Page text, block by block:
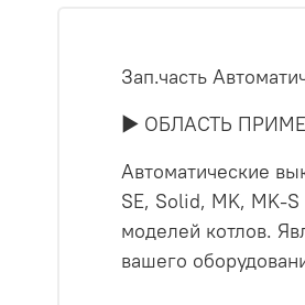
Зап.часть
► ОБЛАСТЬ
Автоматические
SE, Solid, MK, MK-
моделей котлов.
вашего